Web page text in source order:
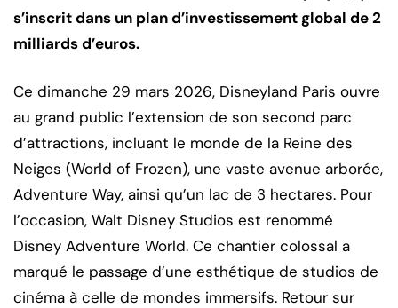
s’inscrit dans un plan d’investissement global de 2
milliards d’euros.
Ce dimanche 29 mars 2026, Disneyland Paris ouvre
au grand public l’extension de son second parc
d’attractions, incluant le monde de la Reine des
Neiges (World of Frozen), une vaste avenue arborée,
Adventure Way, ainsi qu’un lac de 3 hectares. Pour
l’occasion, Walt Disney Studios est renommé
Disney Adventure World. Ce chantier colossal a
marqué le passage d’une esthétique de studios de
cinéma à celle de mondes immersifs. Retour sur